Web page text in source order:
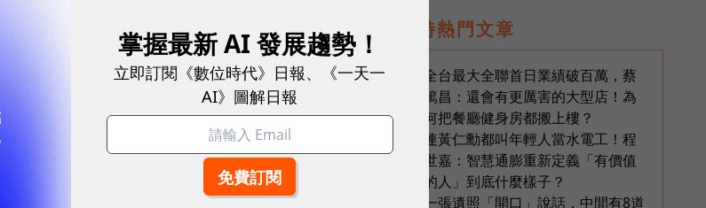
後惡意中傷的手法來升官，但後來他們
面前當然要說一些好聽的話，但絕不是
坤正認為他重視的是員工私下的表現，
行都僅供參考。
即時熱門文章
全台最大全聯首日業績破百萬，蔡
篤昌：還會有更厲害的大型店！為
何把餐廳健身房都搬上樓？
連黃仁勳都叫年輕人當水電工！程
世嘉：智慧通膨重新定義「有價值
的人」到底什麼樣子？
一張遺照「開口」說話，中間有8道
掌握最新 AI 發展趨勢！
立即訂閱《數位時代》日報、《一天一
AI》圖解日報